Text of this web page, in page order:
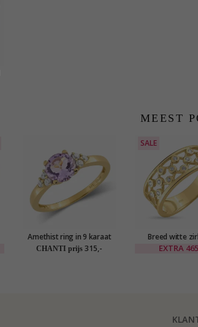
MEEST
Amethist ring in 9 karaat
goud - Gold Collection
CHANTI prijs 315,-
SALE
Breed witte
gouden ring in 8
EXTRA